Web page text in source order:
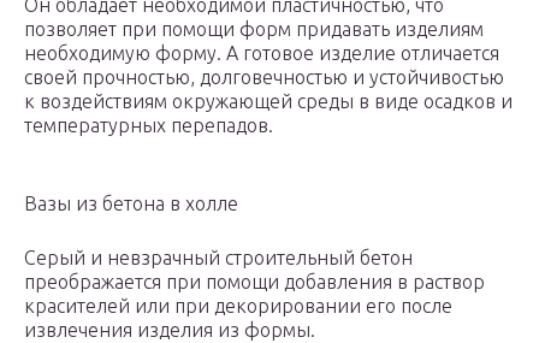
Он обладает необходимой пластичностью, что
позволяет при помощи форм придавать изделиям
необходимую форму. А готовое изделие отличается
своей прочностью, долговечностью и устойчивостью
к воздействиям окружающей среды в виде осадков и
температурных перепадов.
Вазы из бетона в холле
Серый и невзрачный строительный бетон
преображается при помощи добавления в раствор
красителей или при декорировании его после
извлечения изделия из формы.